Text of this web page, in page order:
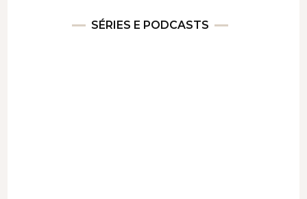
SÉRIES E PODCASTS